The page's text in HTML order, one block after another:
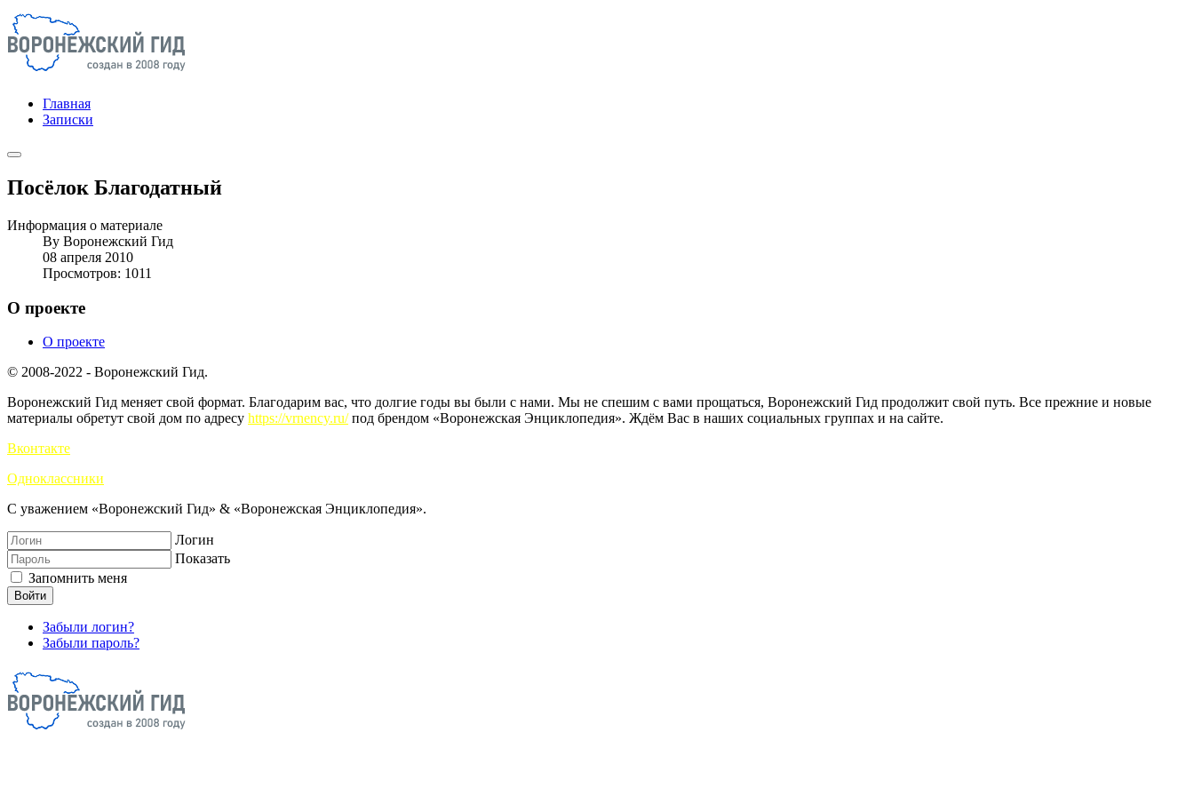
Главная
Записки
Посёлок Благодатный
Информация о материале
By Воронежский Гид
08 апреля 2010
Просмотров: 1011
О проекте
О проекте
© 2008-2022 - Воронежский Гид.
Воронежский Гид меняет свой формат. Благодарим вас, что долгие годы вы были с нами. Мы не спешим с вами прощаться, Воронежский Гид продолжит свой путь. Все прежние и новые
материалы обретут свой дом по адресу https://vrnency.ru/под брендом «Воронежская Энциклопедия». Ждём Вас в наших социальных группах и на сайте.
Вконтакте
Одноклассники
С уважением «Воронежский Гид» & «Воронежская Энциклопедия».
Логин
Показать
Запомнить меня
Войти
Забыли логин?
Забыли пароль?